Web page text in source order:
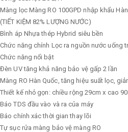
Màng lọc Màng RO 100GPD nhập khẩu
(TIẾT KIỆM 82% LƯỢNG NƯỚC)
Bình áp Nhựa thép Hybrid siêu bền
Chức năng chính Lọc ra nguồn nước uống
Chức năng nổi bật
Đèn UV tăng khả năng bảo vệ gấp 2 lần
Màng RO Hàn Quốc, tăng hiệu suất lọc,
Thiết kế nhỏ gọn: chiều rộng 29cm x cao
Báo TDS đầu vào và ra của máy
Báo chính xác thời gian thay lõi
Tự sục rửa màng bảo vệ màng RO